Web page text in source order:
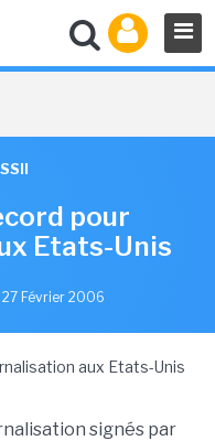
SSII
pour
Etats-Unis
27 Février 2006
signés par